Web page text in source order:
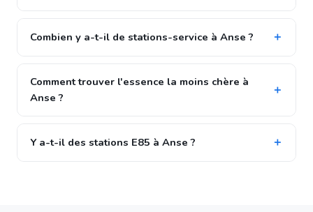
Combien y a-t-il de stations-service à Anse ?
Comment trouver l'essence la moins chère à
Anse ?
Y a-t-il des stations E85 à Anse ?